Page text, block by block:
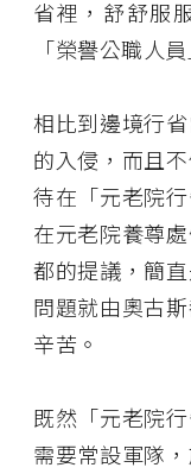
省裡，舒舒服
「榮譽公職人
相比到邊境行
的入侵，而且
待在「元老院
在元老院養尊
都的提議，簡
問題就由奧古
辛苦。
既然「元老院
需要常設軍隊